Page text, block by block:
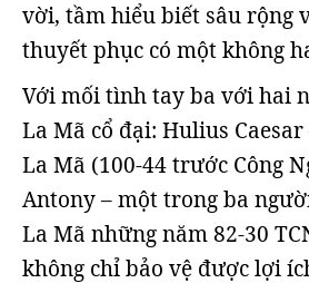
vời, tầm hiểu biết sâu rộng
thuyết phục có một không
Với mối tình tay ba với hai
La Mã cổ đại: Hulius
La Mã (100-44 trước Công
Antony – một trong ba
La Mã những năm 82-30
không chỉ bảo vệ được lợi